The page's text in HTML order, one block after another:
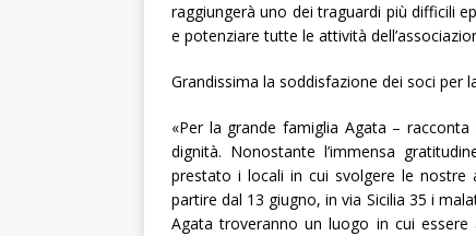
raggiungerà uno dei traguardi più difficili
e potenziare tutte le attività
Grandissima la soddisfazione dei soci per
«Per la grande famiglia Agata –
dignità. Nonostante l’immensa
prestato i locali in cui svolgere le
partire dal 13 giugno, in via Sicilia 35 i
Agata troveranno un luogo in cui